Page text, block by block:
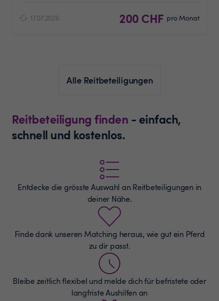
17.07.2026 200 CHF pro Monat
Alle Reitbeteiligungen
Reitbeteiligung finden - einfach,
schnell und kostenlos.
Entdecke die grösste Auswahl an Reitbeteiligungen in
deiner Nähe.
Finde dank unseren Matching heraus, wie gut ein Pferd
zu dir passt.
Bleibe zeitlich flexibel und melde dich für befristete oder
langfriste Aushilfen an